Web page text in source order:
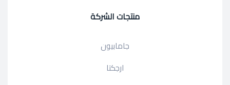
منتجات الشركة
جامابيون
ارجكتا